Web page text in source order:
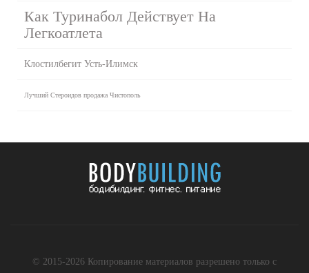
Как Туринабол Действует На
Легкоатлета
Клостилбегит Усть-Илимск
Лучший Стероидов продажа Чистополь
© 2015-2026 Копирование материалов разрешено только с